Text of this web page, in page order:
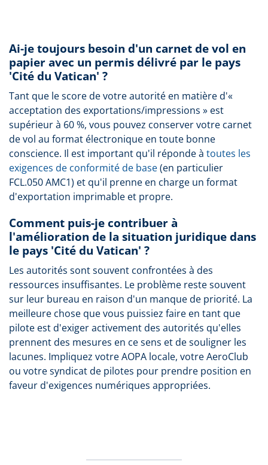
Ai-je toujours besoin d'un carnet de vol en
papier avec un permis délivré par le pays
'Cité du Vatican' ?
Tant que le score de votre autorité en matière d'«
acceptation des exportations/impressions » est
supérieur à 60 %, vous pouvez conserver votre carnet
de vol au format électronique en toute bonne
conscience. Il est important qu'il réponde à toutes les
exigences de conformité de base(en particulier
FCL.050 AMC1) et qu'il prenne en charge un format
d'exportation imprimable et propre.
Comment puis-je contribuer à
l'amélioration de la situation juridique dans
le pays 'Cité du Vatican' ?
Les autorités sont souvent confrontées à des
ressources insuffisantes. Le problème reste souvent
sur leur bureau en raison d'un manque de priorité. La
meilleure chose que vous puissiez faire en tant que
pilote est d'exiger activement des autorités qu'elles
prennent des mesures en ce sens et de souligner les
lacunes. Impliquez votre AOPA locale, votre AeroClub
ou votre syndicat de pilotes pour prendre position en
faveur d'exigences numériques appropriées.